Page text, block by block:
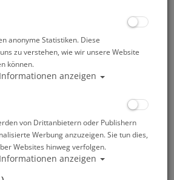
Waterproof NORD 200 -
Unterzieher - Damen
anonyme Statistiken. Diese
zu verstehen, wie wir unsere Website
können.
anzeigen
von Drittanbietern oder Publishern
Werbung anzuzeigen. Sie tun dies,
Websites hinweg verfolgen.
anzeigen